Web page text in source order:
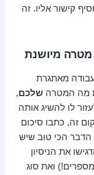
קישור אליו. זה
מטרה מיושנת
מאתגרת
מה המטרהשלכם,
לו להשיג אותה
זה, כתבו סיכום
הדבר הכי טוב שיש
את הניסיון
ואת סוג